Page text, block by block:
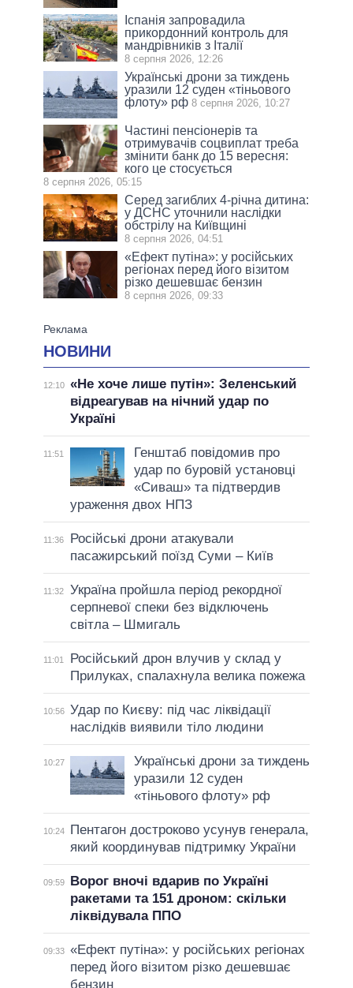
Іспанія запровадила
прикордонний контроль для
мандрівників з Італії
8 серпня 2026, 12:26
Українські дрони за тиждень
уразили 12 суден «тіньового
флоту» рф 8 серпня 2026, 10:27
Частині пенсіонерів та
отримувачів соцвиплат треба
змінити банк до 15 вересня:
кого це стосується
8 серпня 2026, 05:15
Серед загиблих 4-річна дитина:
у ДСНС уточнили наслідки
обстрілу на Київщині
8 серпня 2026, 04:51
«Ефект путіна»: у російських
регіонах перед його візитом
різко дешевшає бензин
8 серпня 2026, 09:33
НОВИНИ
12:10 «Не хоче лише путін»: Зеленський
відреагував на нічний удар по
Україні
11:51
Генштаб повідомив про
удар по буровій установці
«Сиваш» та підтвердив
ураження двох НПЗ
11:36
Російські дрони атакували
пасажирський поїзд Суми – Київ
11:32
Україна пройшла період рекордної
серпневої спеки без відключень
світла – Шмигаль
11:01
Російський дрон влучив у склад у
Прилуках, спалахнула велика пожежа
10:56 Удар по Києву: під час ліквідації
наслідків виявили тіло людини
10:27
Українські дрони за тиждень
уразили 12 суден
«тіньового флоту» рф
10:24
Пентагон достроково усунув генерала,
який координував підтримку України
09:59
Ворог вночі вдарив по Україні
ракетами та 151 дроном: скільки
ліквідувала ППО
09:33 «Ефект путіна»: у російських регіонах
перед його візитом різко дешевшає
бензин